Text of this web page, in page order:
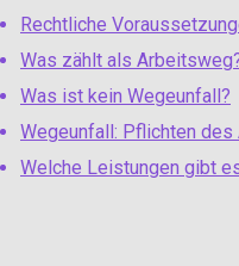
Rechtliche
Was zählt als
Was ist kein Wegeunfall?
Wegeunfall: Pflichten
Welche Leistungen gibt